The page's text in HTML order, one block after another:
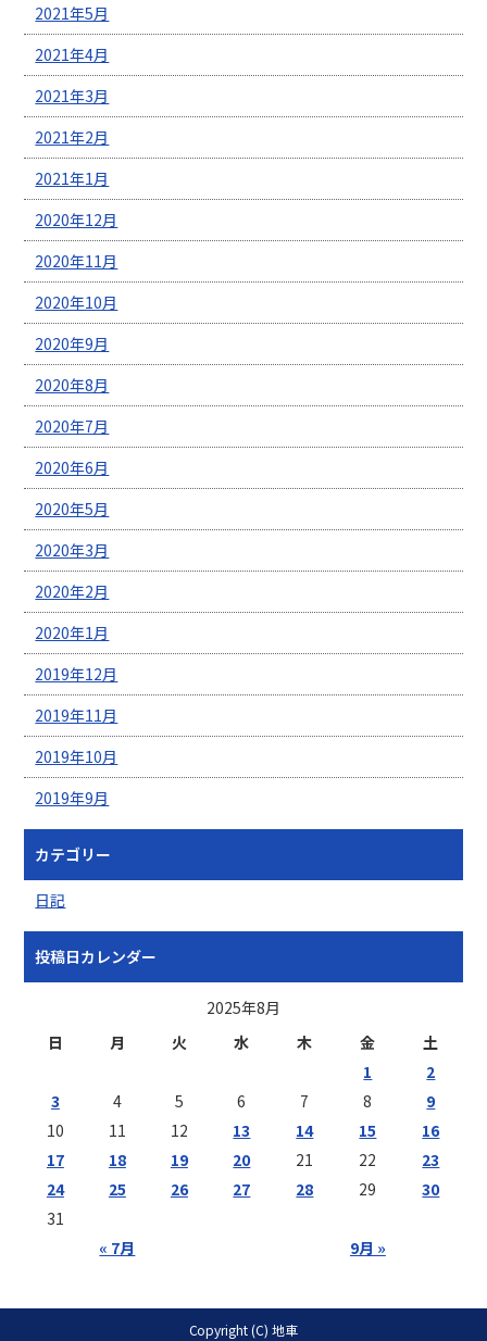
2021年5月
2021年4月
2021年3月
2021年2月
2021年1月
2020年12月
2020年11月
2020年10月
2020年9月
2020年8月
2020年7月
2020年6月
2020年5月
2020年3月
2020年2月
2020年1月
2019年12月
2019年11月
2019年10月
2019年9月
カテゴリー
日記
投稿日カレンダー
2025年8月
日
月 火 水 木 金 土
« 7月 9月 »
1
2
3
4 5 6 7 8
9
10
11 12 13 14 15
16
17
18 19 20 21 22
23
24
25 26 27 28 29
30
31
Copyright (C) 地車